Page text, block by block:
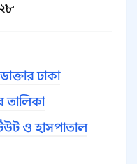
ঢাকা
তালিকা
ও হাসপাতাল